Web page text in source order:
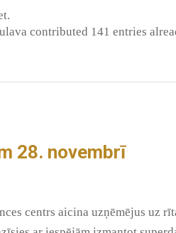
contributed 141 entries
28. novembrī
centrs aicina uzņēmējus uz